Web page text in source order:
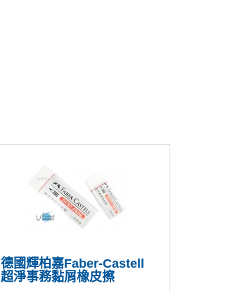
德國輝柏嘉Faber-Castell
超淨事務黏屑橡皮擦